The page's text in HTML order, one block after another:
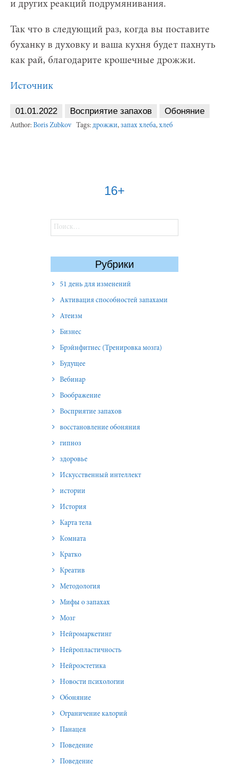
и других реакций подрумянивания.
Так что в следующий раз, когда вы поставите
буханку в духовку и ваша кухня будет пахнуть
как рай, благодарите крошечные дрожжи.
Источник
01.01.2022 Восприятие запахов Обоняние
Author: Boris Zubkov Tags: дрожжи, запах хлеба, хлеб
16+
Найти:
Рубрики
51 день для изменений
Активация способностей запахами
Атеизм
Бизнес
Брэйнфитнес (Тренировка мозга)
Будущее
Вебинар
Воображение
Восприятие запахов
восстановление обоняния
гипноз
здоровье
Искусственный интеллект
истории
История
Карта тела
Комната
Кратко
Креатив
Методология
Мифы о запахах
Мозг
Нейромаркетинг
Нейропластичность
Нейроэстетика
Новости психологии
Обоняние
Ограничение калорий
Панацея
Поведение
Поведение